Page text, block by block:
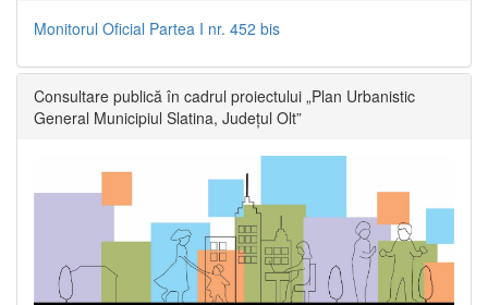
Monitorul Oficial Partea I nr. 452 bis
Consultare publică în cadrul proiectului „Plan Urbanistic
General Municipiul Slatina, Județul Olt”